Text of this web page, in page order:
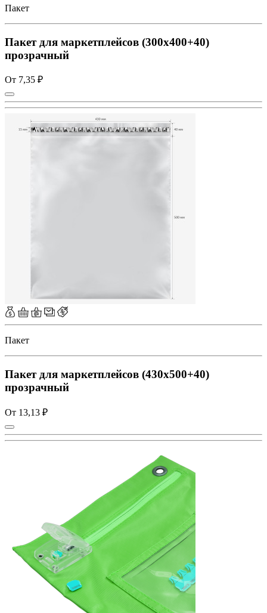
Пакет
Пакет для маркетплейсов (300x400+40)
прозрачный
От 7,35 ₽
Пакет
Пакет для маркетплейсов (430x500+40)
прозрачный
От 13,13 ₽